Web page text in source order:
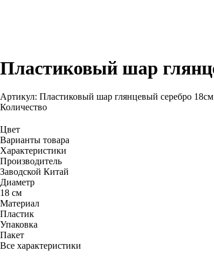
Пластиковый шар
Артикул: Пластиковый шар глянцевый серебро 18см
Количество
Цвет
Варианты товара
Характеристики
Производитель
Заводской Китай
Диаметр
18 см
Материал
Пластик
Упаковка
Пакет
Все характеристики